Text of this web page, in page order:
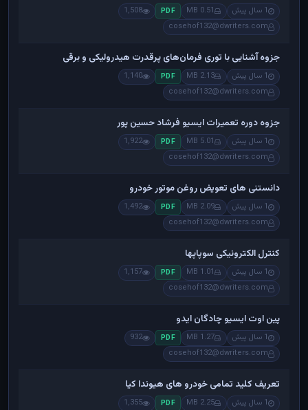
1 سال پیش 0.51 MB
PDF
1,508
cosehof132@dwriters.com
جزوه آشنایی با توری فرمان‌های پرقدرت هیدرولیکی و برقی
1 سال پیش 2.13 MB
PDF
1,140
cosehof132@dwriters.com
جزوه دوره تعمیرات ایسیو فرشاد حسین پور
1 سال پیش 5.01 MB
PDF
1,922
cosehof132@dwriters.com
دانستنی های تعویض روغن موتور خودرو
1 سال پیش 2.09 MB
PDF
1,492
cosehof132@dwriters.com
کنترل الکترونیکی سوپاپها
1 سال پیش 1.01 MB
PDF
1,157
cosehof132@dwriters.com
پین اوت ایسیو چادگان ایدو
1 سال پیش 1.27 MB
PDF
932
cosehof132@dwriters.com
تعریف کلید تمامی خودرو های هیوندا کیا
1 سال پیش 2.25 MB
PDF
1,355